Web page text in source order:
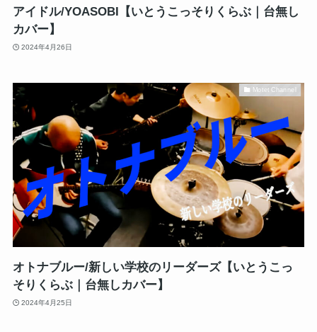
アイドル/YOASOBI【いとうこっそりくらぶ｜台無し
カバー】
2024年4月26日
Motet Channel
オトナブルー/新しい学校のリーダーズ【いとうこっ
そりくらぶ｜台無しカバー】
2024年4月25日